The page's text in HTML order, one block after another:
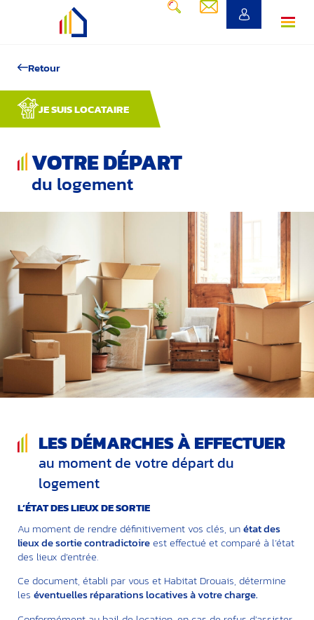
Retour
JE SUIS LOCATAIRE
VOTRE DÉPART
du logement
LES DÉMARCHES À EFFECTUER
au moment de votre départ du
logement
L’ÉTAT DES LIEUX DE SORTIE
Au moment de rendre définitivement vos clés, unétat des
lieux de sortie contradictoireest effectué et comparé à l’état
des lieux d’entrée.
Ce document, établi par vous et Habitat Drouais, détermine
les éventuelles réparations locatives à votre charge.